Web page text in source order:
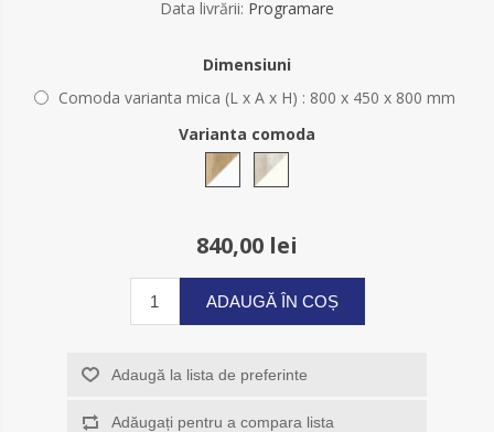
Data livrării: Programare
Dimensiuni
Comoda varianta mica (L x A x H) : 800 x 450 x 800 mm
Varianta comoda
840,00 lei
ADAUGĂ ÎN COȘ
Adaugă la lista de preferinte
Adăugați pentru a compara lista